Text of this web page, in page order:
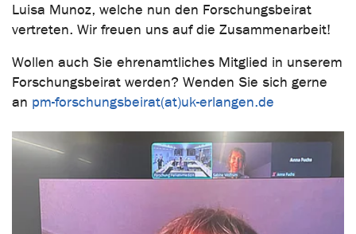
Luisa Munoz, welche nun den Forschungsbeirat
vertreten. Wir freuen uns auf die Zusammenarbeit!
Wollen auch Sie ehrenamtliches Mitglied in unserem
Forschungsbeirat werden? Wenden Sie sich gerne
an pm-forschungsbeirat(at)uk-erlangen.de